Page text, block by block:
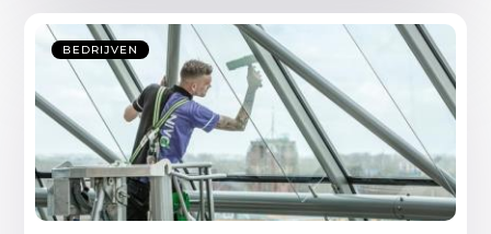
BEDRIJVEN